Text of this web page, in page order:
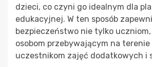
dzieci, co czyni go idealnym dla
edukacyjnej. W ten sposób
bezpieczeństwo nie tylko
osobom przebywającym na terenie
uczestnikom zajęć dodatkowych i